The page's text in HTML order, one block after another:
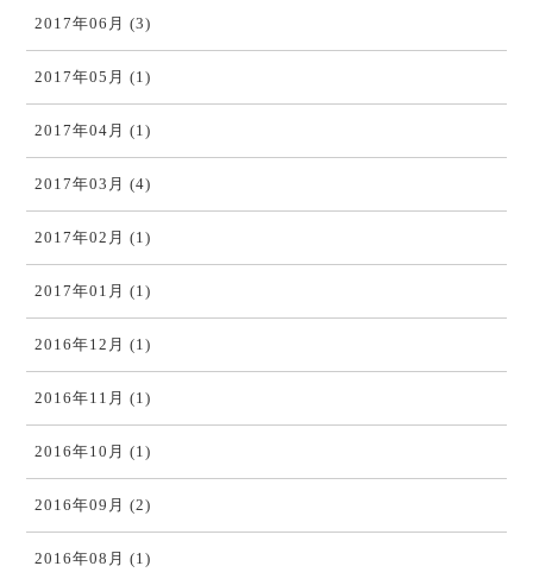
2017年06月 (3)
2017年05月 (1)
2017年04月 (1)
2017年03月 (4)
2017年02月 (1)
2017年01月 (1)
2016年12月 (1)
2016年11月 (1)
2016年10月 (1)
2016年09月 (2)
2016年08月 (1)